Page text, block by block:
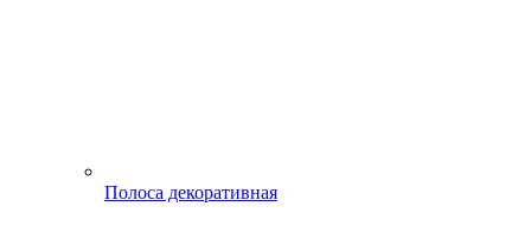
Полоса декоративная